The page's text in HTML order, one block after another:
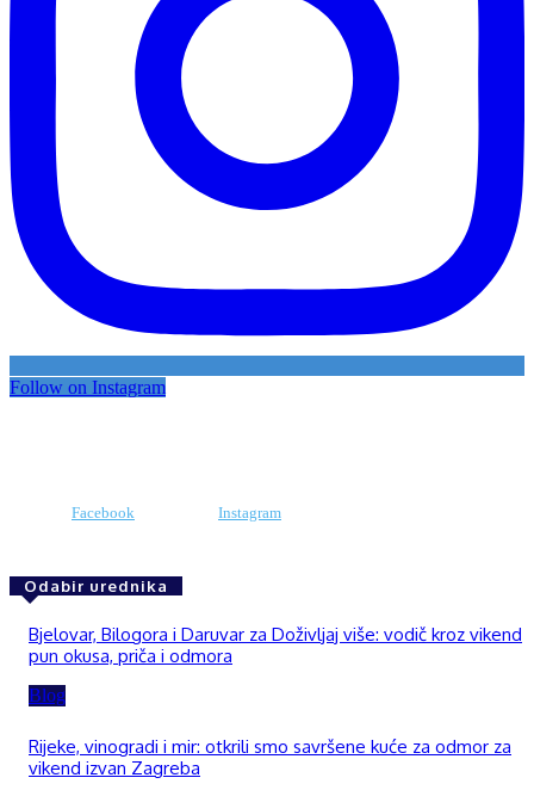
Follow on Instagram
Facebook Instagram
Odabir urednika
Bjelovar, Bilogora i Daruvar za Doživljaj više: vodič kroz vikend
pun okusa, priča i odmora
Blog
Rijeke, vinogradi i mir: otkrili smo savršene kuće za odmor za
vikend izvan Zagreba